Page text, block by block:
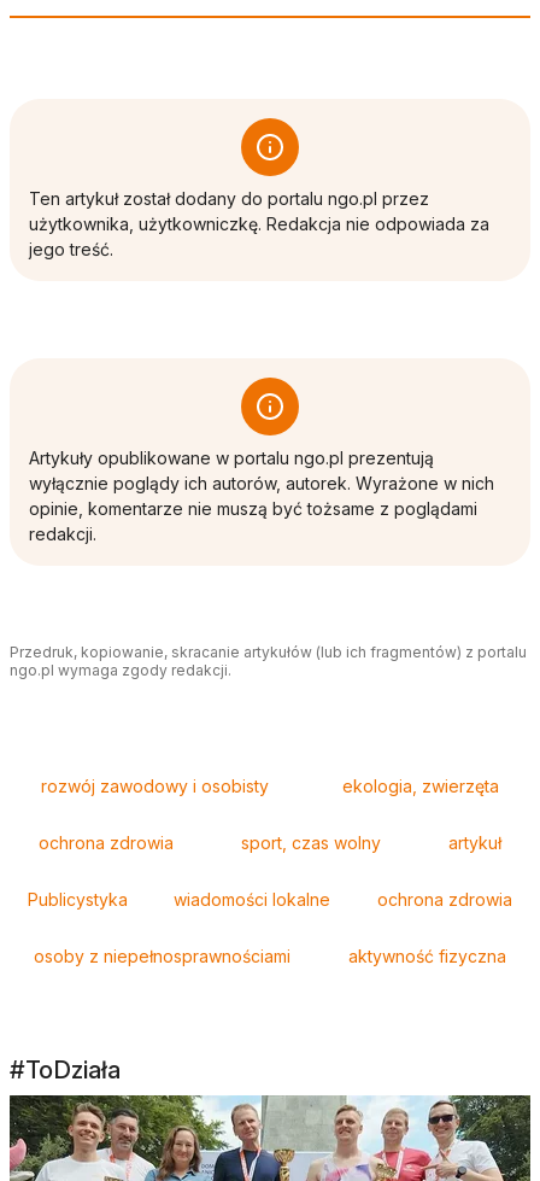
Ten artykuł został dodany do portalu ngo.pl przez
użytkownika, użytkowniczkę. Redakcja nie odpowiada za
jego treść.
Artykuły opublikowane w portalu ngo.pl prezentują
wyłącznie poglądy ich autorów, autorek. Wyrażone w nich
opinie, komentarze nie muszą być tożsame z poglądami
redakcji.
Przedruk, kopiowanie, skracanie artykułów (lub ich fragmentów) z portalu
ngo.pl wymaga zgody redakcji.
rozwój zawodowy i osobisty ekologia, zwierzęta
ochrona zdrowia sport, czas wolny artykuł
Publicystyka wiadomości lokalne ochrona zdrowia
osoby z niepełnosprawnościami aktywność fizyczna
#ToDziała